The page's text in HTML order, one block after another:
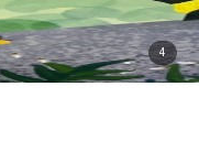
. 엄마의 숲과 탄이가 있
과 노력하는 탄이. 탄이는
눈다. 인간의 욕
다. 그 안에 있었을 많은
느낄 수 있어서 너무 좋
첨
부
된
사
4